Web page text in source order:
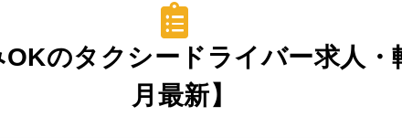
のタクシードライバー求人・
最新】